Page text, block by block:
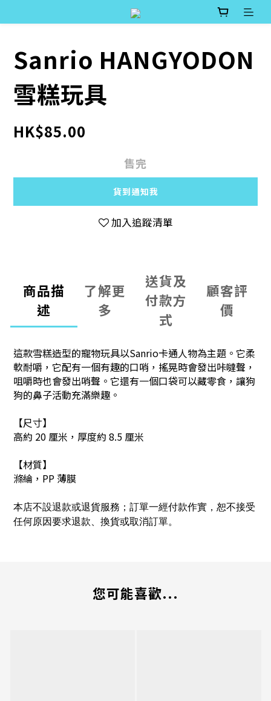
Sanrio HANGYODON
雪糕玩具
HK$85.00
售完
貨到通知我
加入追蹤清單
商品描
述
了解更
多
送貨及
付款方
式
顧客評
價
這款雪糕造型的寵物玩具以Sanrio卡通人物為主題。它柔
軟耐嚼，它配有一個有趣的口哨，搖晃時會發出咔噠聲，
咀嚼時也會發出哨聲。它還有一個口袋可以藏零食，讓狗
狗的鼻子活動充滿樂趣。
【尺寸】
高約 20 厘米，厚度約 8.5 厘米
【材質】
滌綸，PP 薄膜
本店不設退款或退貨服務；訂單一經付款作實，恕不接受
任何原因要求退款、換貨或取消訂單。
您可能喜歡...